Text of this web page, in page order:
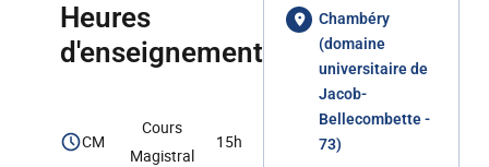
Heures
d'enseignement
CM
Cours
Magistral
15h
Chambéry
(domaine
universitaire de
Jacob-
Bellecombette -
73)